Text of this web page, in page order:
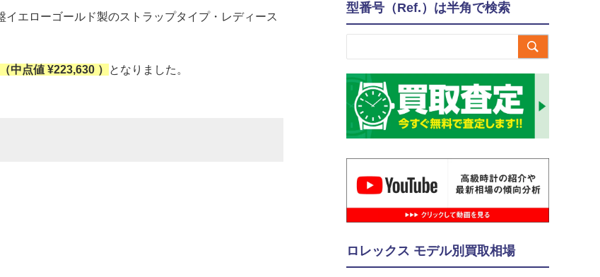
エローゴールド製のストラップタイプ・レディース
中点値 ¥223,630 ） となりました。
型番号（Ref.）は半角で検索

ロレックス モデル別買取相場